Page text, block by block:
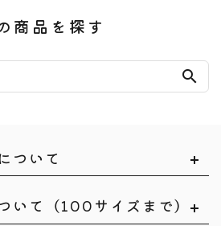
商品を探す
search
ついて
いて（100サイズまで）